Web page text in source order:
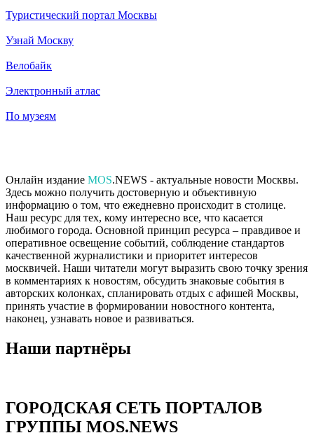
Туристический портал Москвы
Узнай Москву
Велобайк
Электронный атлас
По музеям
Онлайн издание MOS.NEWS - актуальные новости Москвы.
Здесь можно получить достоверную и объективную
информацию о том, что ежедневно происходит в столице.
Наш ресурс для тех, кому интересно все, что касается
любимого города. Основной принцип ресурса – правдивое и
оперативное освещение событий, соблюдение стандартов
качественной журналистики и приоритет интересов
москвичей. Наши читатели могут выразить свою точку зрения
в комментариях к новостям, обсудить знаковые события в
авторских колонках, спланировать отдых с афишей Москвы,
принять участие в формировании новостного контента,
наконец, узнавать новое и развиваться.
Наши партнёры
ГОРОДСКАЯ СЕТЬ ПОРТАЛОВ
ГРУППЫ MOS.NEWS